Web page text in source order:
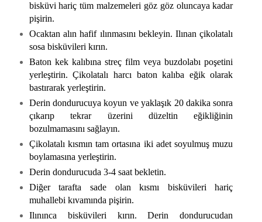
bisküvi hariç tüm malzemeleri göz göz oluncaya kadar
pişirin.
Ocaktan alın hafif ılınmasını bekleyin. Ilınan çikolatalı
sosa bisküvileri kırın.
Baton kek kalıbına streç film veya buzdolabı poşetini
yerleştirin. Çikolatalı harcı baton kalıba eğik olarak
bastırarak yerleştirin.
Derin dondurucuya koyun ve yaklaşık 20 dakika sonra
çıkarıp tekrar üzerini düzeltin eğikliğinin
bozulmamasını sağlayın.
Çikolatalı kısmın tam ortasına iki adet soyulmuş muzu
boylamasına yerleştirin.
Derin dondurucuda 3-4 saat bekletin.
Diğer tarafta sade olan kısmı bisküvileri hariç
muhallebi kıvamında pişirin.
Ilınınca bisküvileri kırın. Derin dondurucudan